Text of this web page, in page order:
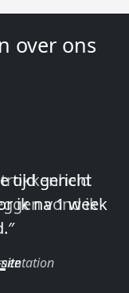
over ons
vond ik